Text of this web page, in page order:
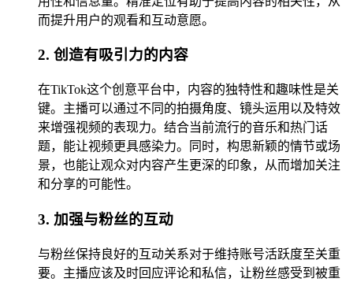
而提升用户的观看和互动意愿。
2. 创造有吸引力的内容
在TikTok这个创意平台中，内容的独特性和趣味性是关
键。主播可以通过不同的拍摄角度、镜头运用以及特效
来增强视频的表现力。结合当前流行的音乐和热门话
题，能让视频更具感染力。同时，构思新颖的情节或场
景，也能让观众对内容产生更深的印象，从而增加关注
和分享的可能性。
3. 加强与粉丝的互动
与粉丝保持良好的互动关系对于维持账号活跃度至关重
要。主播应该及时回应评论和私信，让粉丝感受到被重